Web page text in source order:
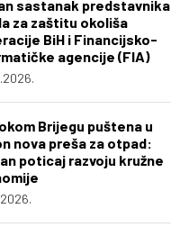
sastanak predstavnika
za zaštitu okoliša
BiH i Financijsko-
agencije (FIA)
Brijegu puštena u
nova preša za otpad:
poticaj razvoju kružne